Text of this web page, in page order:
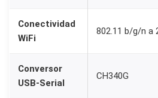
e
D
s
a
Conectividad
WiFi
802.11 b/g/n a
Conversor
USB-Serial
CH340G